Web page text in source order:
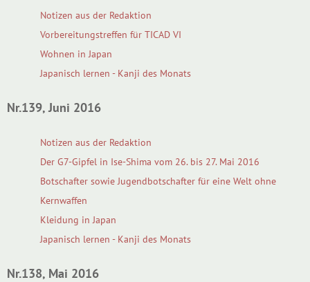
Notizen aus der Redaktion
Vorbereitungstreffen für TICAD VI
Wohnen in Japan
Japanisch lernen - Kanji des Monats
Nr.139, Juni 2016
Notizen aus der Redaktion
Der G7-Gipfel in Ise-Shima vom 26. bis 27. Mai 2016
Botschafter sowie Jugendbotschafter für eine Welt ohne
Kernwaffen
Kleidung in Japan
Japanisch lernen - Kanji des Monats
Nr.138, Mai 2016